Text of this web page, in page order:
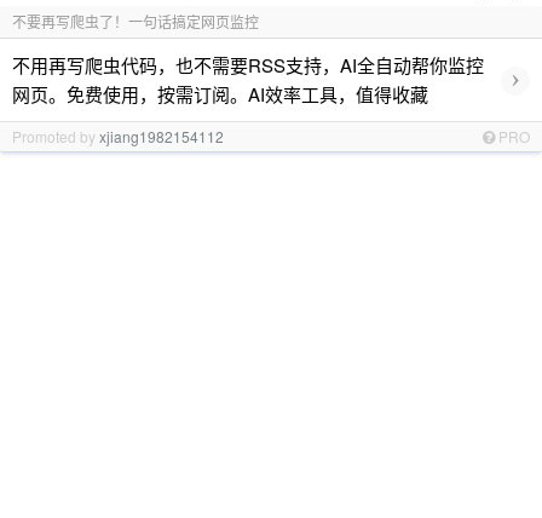
不要再写爬虫了！一句话搞定网页监控
不用再写爬虫代码，也不需要RSS支持，AI全自动帮你监控
网页。免费使用，按需订阅。AI效率工具，值得收藏
›
Promoted byxjiang1982154112 PRO